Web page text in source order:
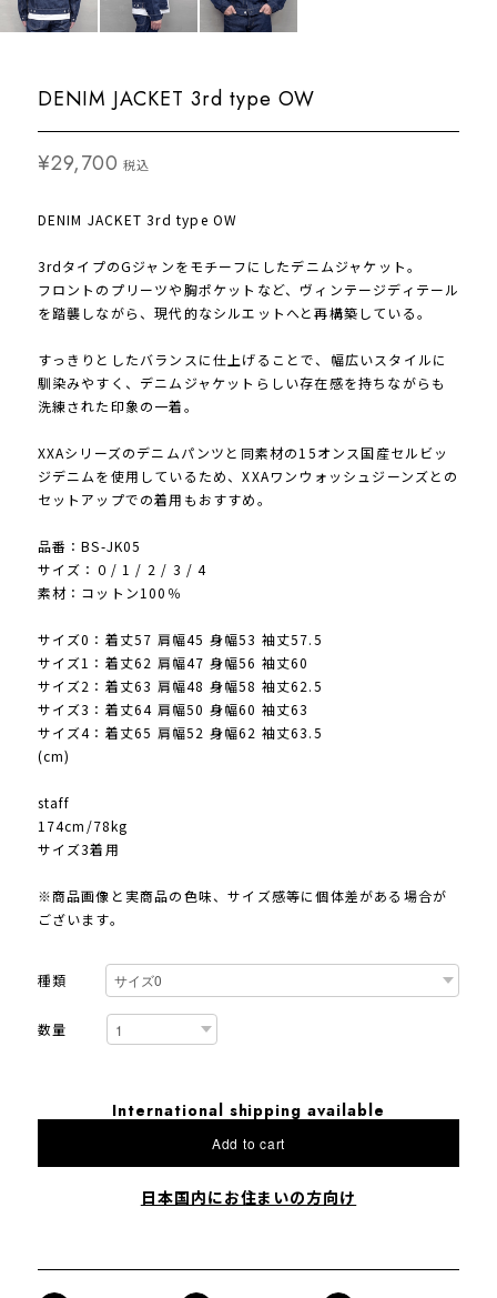
DENIM JACKET 3rd type OW
¥29,700 税込
DENIM JACKET 3rd type OW
3rdタイプのGジャンをモチーフにしたデニムジャケット。
フロントのプリーツや胸ポケットなど、ヴィンテージディテール
を踏襲しながら、現代的なシルエットへと再構築している。
すっきりとしたバランスに仕上げることで、幅広いスタイルに
馴染みやすく、デニムジャケットらしい存在感を持ちながらも
洗練された印象の一着。
XXAシリーズのデニムパンツと同素材の15オンス国産セルビッ
ジデニムを使用しているため、XXAワンウォッシュジーンズとの
セットアップでの着用もおすすめ。
品番：BS-JK05
サイズ：０/ 1 / 2 / 3 / 4
素材：コットン100％
サイズ0：着丈57 肩幅45 身幅53 袖丈57.5
サイズ1：着丈62 肩幅47 身幅56 袖丈60
サイズ2：着丈63 肩幅48 身幅58 袖丈62.5
サイズ3：着丈64 肩幅50 身幅60 袖丈63
サイズ4：着丈65 肩幅52 身幅62 袖丈63.5
(cm)
staff
174cm/78kg
サイズ3着用
※商品画像と実商品の色味、サイズ感等に個体差がある場合が
ございます。
種類
数量
International shipping available
Add to cart
日本国内にお住まいの方向け